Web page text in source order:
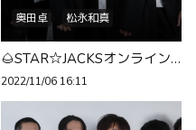
奥田卓
松永和真
🌰STAR☆JACKSオンラインミーティングのお知らせ🕗
2022/11/06 16:11